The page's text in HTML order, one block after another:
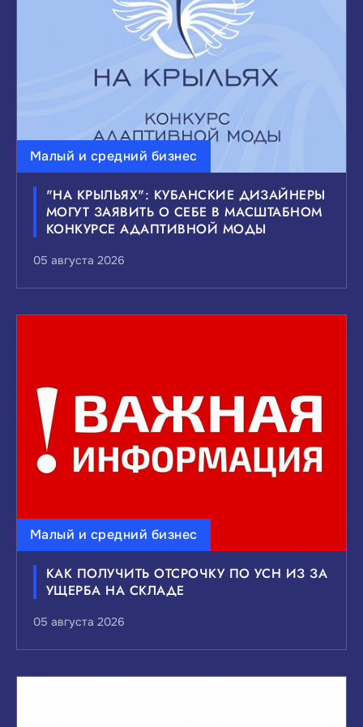
НОВОСТЕЙ:
Инвестиции
Малый и средний бизнес
Внешнеэкономическая деятельность
Мероприятия и выставки
Государственно-частное партнерство
Национальные проекты
Федеральные
Краевые
Муниципальные
Малый и средний бизнес
"НА КРЫЛЬЯХ": КУБАНСКИЕ ДИЗАЙНЕРЫ
МОГУТ ЗАЯВИТЬ О СЕБЕ В МАСШТАБНОМ
КОНКУРСЕ АДАПТИВНОЙ МОДЫ
05 августа 2026
Малый и средний бизнес
КАК ПОЛУЧИТЬ ОТСРОЧКУ ПО УСН ИЗ ЗА
УЩЕРБА НА СКЛАДЕ
05 августа 2026